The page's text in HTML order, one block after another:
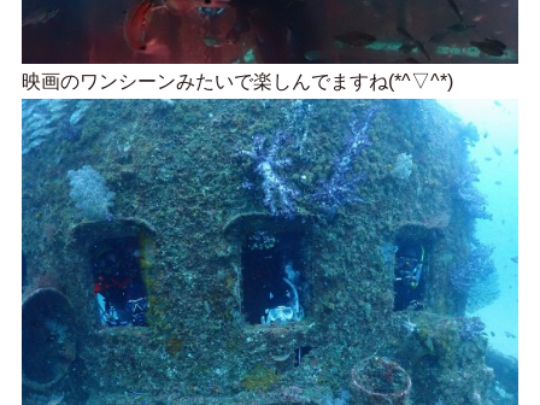
映画のワンシーンみたいで楽しんでますね(*^▽^*)